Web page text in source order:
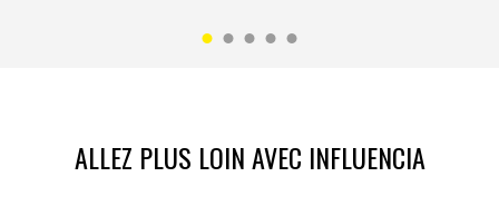
ALLEZ PLUS LOIN AVEC INFLUENCIA